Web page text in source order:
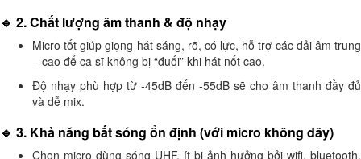
🔹 2. Chất lượng âm thanh & độ nhạy
Micro tốt giúp giọng hát sáng, rõ, có lực, hỗ trợ các dải âm trung
– cao để ca sĩ không bị “đuối” khi hát nốt cao.
Độ nhạy phù hợp từ -45dB đến -55dB sẽ cho âm thanh đầy đủ
và dễ mix.
🔹 3. Khả năng bắt sóng ổn định (với micro không dây)
Chọn micro dùng sóng UHF, ít bị ảnh hưởng bởi wifi, bluetooth,